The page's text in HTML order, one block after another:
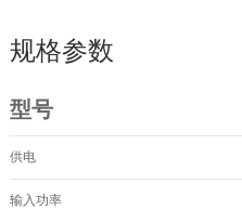
规格参数
型号
供电
输入功率